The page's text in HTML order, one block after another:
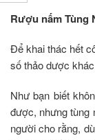
Rượu nấm Tùng
Để khai thác hết
số thảo dược
Như bạn biết
được, nhưng tùng
người cho rằng,